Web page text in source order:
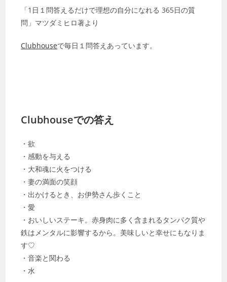
「1日１問答えるだけで理想の自分になれる 365日の質
問」マツダミヒロ著より
Clubhouseで毎日１問答えあっています。
Clubhouseでの答え
・欲
・感動を与える
・大和魂に火をつける
・妻の満面の笑顔
・出かけるとき、お伊勢さん歩くこと
・愛
・おいしいステーキ。赤身肉に多く含まれるタンパク質や
鉄はメンタルに影響するから。美味しいと幸せにもなりま
す♡
・音楽と関わる
・水